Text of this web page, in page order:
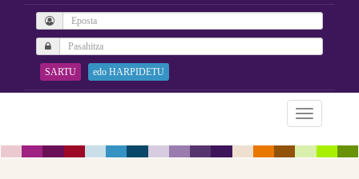
SARTU edo HARPIDETU